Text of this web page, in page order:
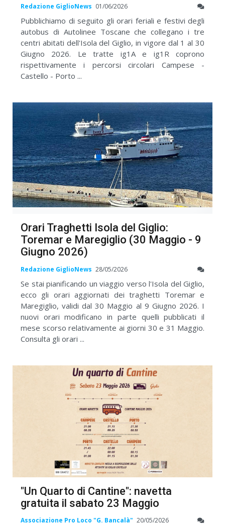
Redazione GiglioNews 01/06/2026
Pubblichiamo di seguito gli orari feriali e festivi degli
autobus di Autolinee Toscane che collegano i tre
centri abitati dell'Isola del Giglio, in vigore dal 1 al 30
Giugno 2026. Le tratte ig1A e ig1R coprono
rispettivamente i percorsi circolari Campese -
Castello - Porto ...
Orari Traghetti Isola del Giglio:
Toremar e Maregiglio (30 Maggio - 9
Giugno 2026)
Redazione GiglioNews 28/05/2026
Se stai pianificando un viaggio verso l'Isola del Giglio,
ecco gli orari aggiornati dei traghetti Toremar e
Maregiglio, validi dal 30 Maggio al 9 Giugno 2026. I
nuovi orari modificano in parte quelli pubblicati il
mese scorso relativamente ai giorni 30 e 31 Maggio.
Consulta gli orari ...
"Un Quarto di Cantine": navetta
gratuita il sabato 23 Maggio
Associazione Pro Loco "G. Bancalà" 20/05/2026